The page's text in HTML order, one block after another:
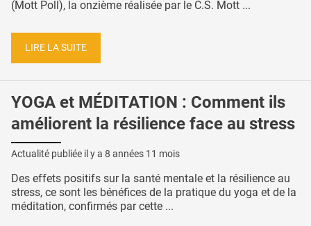
(Mott Poll), la onzième réalisée par le C.S. Mott ...
LIRE LA SUITE
YOGA et MÉDITATION : Comment ils
améliorent la résilience face au stress
Actualité publiée il y a 8 années 11 mois
Des effets positifs sur la santé mentale et la résilience au
stress, ce sont les bénéfices de la pratique du yoga et de la
méditation, confirmés par cette ...